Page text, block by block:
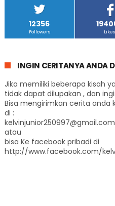
12356
Followers Likes
INGIN CERITANYA ANDA
Jika memiliki beberapa kisah
tidak dapat dilupakan , dan
Bisa mengirimkan cerita anda
di :
kelvinjunior250997@gmail.com
atau
bisa Ke facebook pribadi di
http://www.facebook.com/